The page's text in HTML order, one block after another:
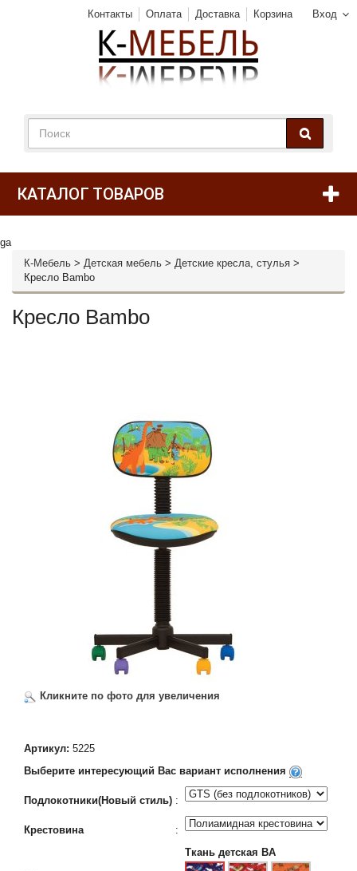
Вход
Контакты Оплата Доставка Корзина
КАТАЛОГ ТОВАРОВ
ga
К-Мебель > Детская мебель > Детские кресла, стулья >
Кресло Bambo
Кресло Bambo
Кликните по фото для увеличения
Артикул: 5225
Выберите интересующий Вас вариант исполнения
Подлокотники(Новый стиль) :
Крестовина :
Ткань детская BA